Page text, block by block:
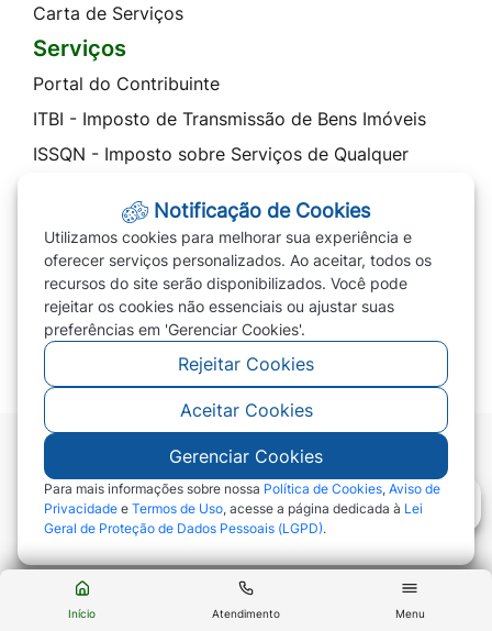
Início Atendimento Menu
Carta de Serviços
Serviços
Portal do Contribuinte
ITBI - Imposto de Transmissão de Bens Imóveis
ISSQN - Imposto sobre Serviços de Qualquer
Cota Única 2026 / Parcelar IPTU 2026
Transparência
Prefeitura
PREVIVERDE
©2026 - Prefeitura de Campo Verde - MT - Todos
os direitos reservados
Notificação de Cookies
Utilizamos cookies para melhorar sua experiência e
oferecer serviços personalizados. Ao aceitar, todos os
recursos do site serão disponibilizados. Você pode
rejeitar os cookies não essenciais ou ajustar suas
preferências em 'Gerenciar Cookies'.
Rejeitar Cookies
Aceitar Cookies
Gerenciar Cookies
Para mais informações sobre nossa Política de Cookies, Aviso de
Privacidade e Termos de Uso, acesse a página dedicada à Lei
Geral de Proteção de Dados Pessoais (LGPD).